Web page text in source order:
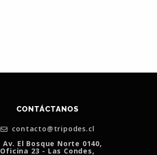
CONTÁCTANOS
contacto@tripodes.cl
Av. El Bosque Norte 0140,
Oficina 23 - Las Condes,